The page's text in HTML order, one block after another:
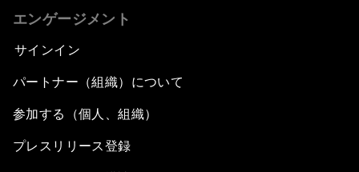
エンゲージメント
サインイン
パートナー（組織）について
参加する（個人、組織）
プレスリリース登録